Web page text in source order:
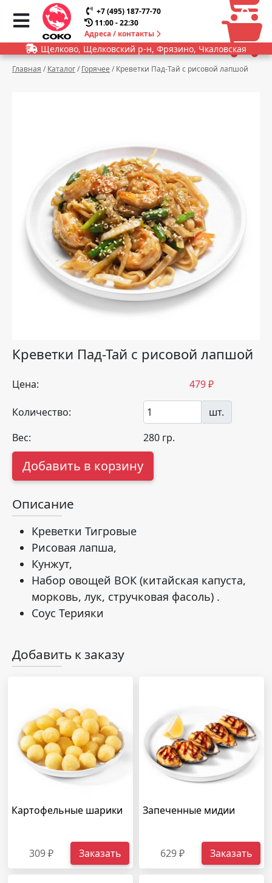
+7 (495) 187-77-70
11:00 - 22:30
Адреса / контакты
0
0
Щелково, Щелковский р-н, Фрязино, Чкаловская
Главная / Каталог/ Горячее / Креветки Пад-Тай с рисовой лапшой
Креветки Пад-Тай с рисовой лапшой
Цена: 479₽
Количество:
шт.
Вес:
280 гр.
Добавить в корзину
Описание
Креветки Тигровые
Рисовая лапша,
Кунжут,
Набор овощей ВОК (китайская капуста,
морковь, лук, стручковая фасоль) .
Соус Терияки
Добавить к заказу
Картофельные шарики
309 ₽ Заказать
Запеченные мидии
629 ₽ Заказать